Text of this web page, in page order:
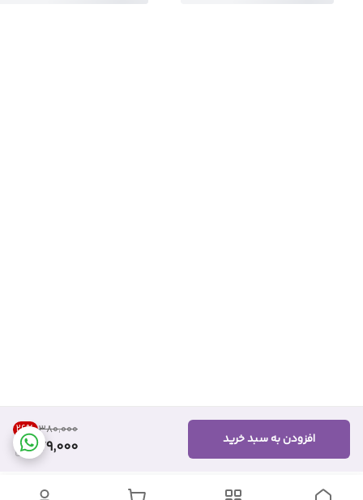
۳۸۰٬۰۰۰ 26%
279,000 افزودن به سبد خرید